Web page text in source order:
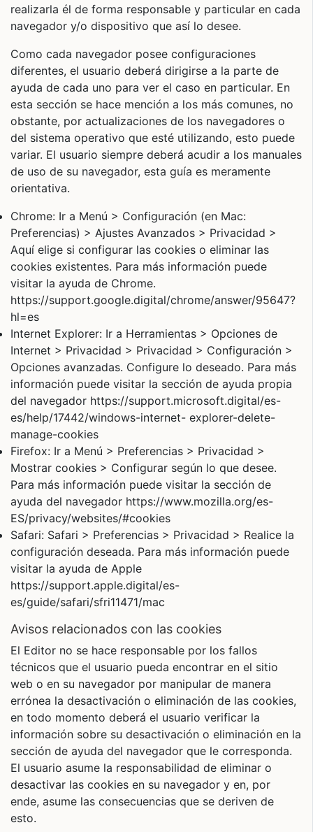
realizarla él de forma responsable y particular en cada
navegador y/o dispositivo que así lo desee.
Como cada navegador posee configuraciones
diferentes, el usuario deberá dirigirse a la parte de
ayuda de cada uno para ver el caso en particular. En
esta sección se hace mención a los más comunes, no
obstante, por actualizaciones de los navegadores o
del sistema operativo que esté utilizando, esto puede
variar. El usuario siempre deberá acudir a los manuales
de uso de su navegador, esta guía es meramente
orientativa.
Chrome: Ir a Menú > Configuración (en Mac:
Preferencias) > Ajustes Avanzados > Privacidad >
Aquí elige si configurar las cookies o eliminar las
cookies existentes. Para más información puede
visitar la ayuda de Chrome.
https://support.google.digital/chrome/answer/95647?
hl=es
Internet Explorer: Ir a Herramientas > Opciones de
Internet > Privacidad > Privacidad > Configuración >
Opciones avanzadas. Configure lo deseado. Para más
información puede visitar la sección de ayuda propia
del navegador https://support.microsoft.digital/es-
es/help/17442/windows-internet- explorer-delete-
manage-cookies
Firefox: Ir a Menú > Preferencias > Privacidad >
Mostrar cookies > Configurar según lo que desee.
Para más información puede visitar la sección de
ayuda del navegador https://www.mozilla.org/es-
ES/privacy/websites/#cookies
Safari: Safari > Preferencias > Privacidad > Realice la
configuración deseada. Para más información puede
visitar la ayuda de Apple
https://support.apple.digital/es-
es/guide/safari/sfri11471/mac
avisos relacionados con las cookies
El Editor no se hace responsable por los fallos
técnicos que el usuario pueda encontrar en el sitio
web o en su navegador por manipular de manera
errónea la desactivación o eliminación de las cookies,
en todo momento deberá el usuario verificar la
información sobre su desactivación o eliminación en la
sección de ayuda del navegador que le corresponda.
El usuario asume la responsabilidad de eliminar o
desactivar las cookies en su navegador y en, por
ende, asume las consecuencias que se deriven de
esto.